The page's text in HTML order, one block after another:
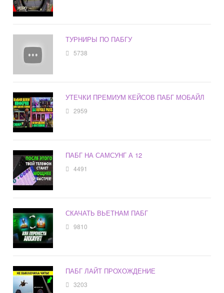
ТУРНИРЫ ПО ПАБГУ
5738
УТЕЧКИ ПРЕМИУМ КЕЙСОВ ПАБГ МОБАЙЛ
2959
ПАБГ НА САМСУНГ А 12
4491
СКАЧАТЬ ВЬЕТНАМ ПАБГ
9810
ПАБГ ЛАЙТ ПРОХОЖДЕНИЕ
3203